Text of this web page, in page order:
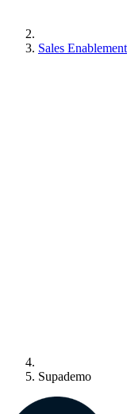
Sales Enablement
Supademo